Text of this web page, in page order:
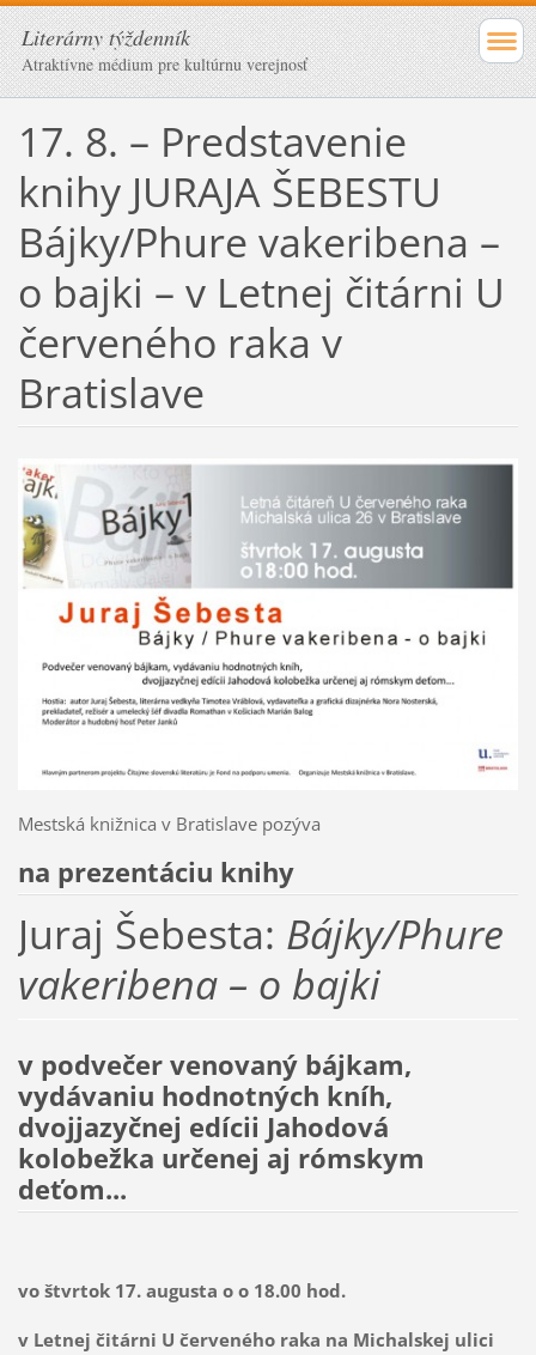
Literárny týždenník
Atraktívne médium pre kultúrnu verejnosť
17. 8. – Predstavenie
knihy JURAJA ŠEBESTU
Bájky/Phure vakeribena –
o bajki – v Letnej čitárni U
červeného raka v
Bratislave
Mestská knižnica v Bratislave pozýva
na prezentáciu knihy
Juraj Šebesta: Bájky/Phure
vakeribena – o bajki
v podvečer venovaný bájkam,
vydávaniu hodnotných kníh,
dvojjazyčnej edícii Jahodová
kolobežka určenej aj rómskym
deťom...
vo štvrtok 17. augusta o o 18.00 hod.
v Letnej čitárni U červeného raka na Michalskej ulici